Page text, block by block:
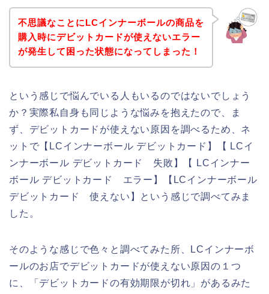
不思議なことにLCインナーボールの商品を
購入時にデビットカードが使えないエラー
が発生して困った状態になってしまった！
という感じで悩んでいる人もいるのではないでしょう
か？実際私自身も同じような悩みを抱えたので、ま
ず、デビットカードが使えない原因を調べるため、ネ
ットで【LCインナーボール デビットカード】【 LCイ
ンナーボール デビットカード 失敗】【 LCインナー
ボール デビットカード エラー】【LCインナーボール
デビットカード 使えない】という感じで調べてみま
した。
そのような感じで色々と調べてみた所、LCインナーボ
ールのお店でデビットカードが使えない原因の１つ
に、「デビットカードの有効期限が切れ」があるみた